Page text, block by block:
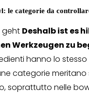
le categorie da
geht Deshalb ist es
Werkzeugen zu
hanno lo stesso
categorie meritano
soprattutto nelle